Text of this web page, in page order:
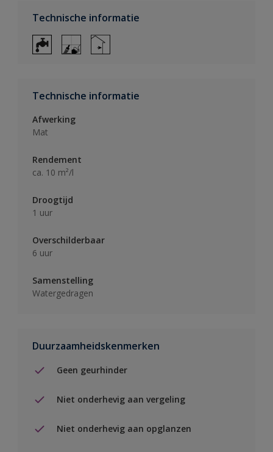
Technische informatie
Technische informatie
Afwerking
Mat
Rendement
ca. 10 m²/l
Droogtijd
1 uur
Overschilderbaar
6 uur
Samenstelling
Watergedragen
Duurzaamheidskenmerken
Geen geurhinder
Niet onderhevig aan vergeling
Niet onderhevig aan opglanzen